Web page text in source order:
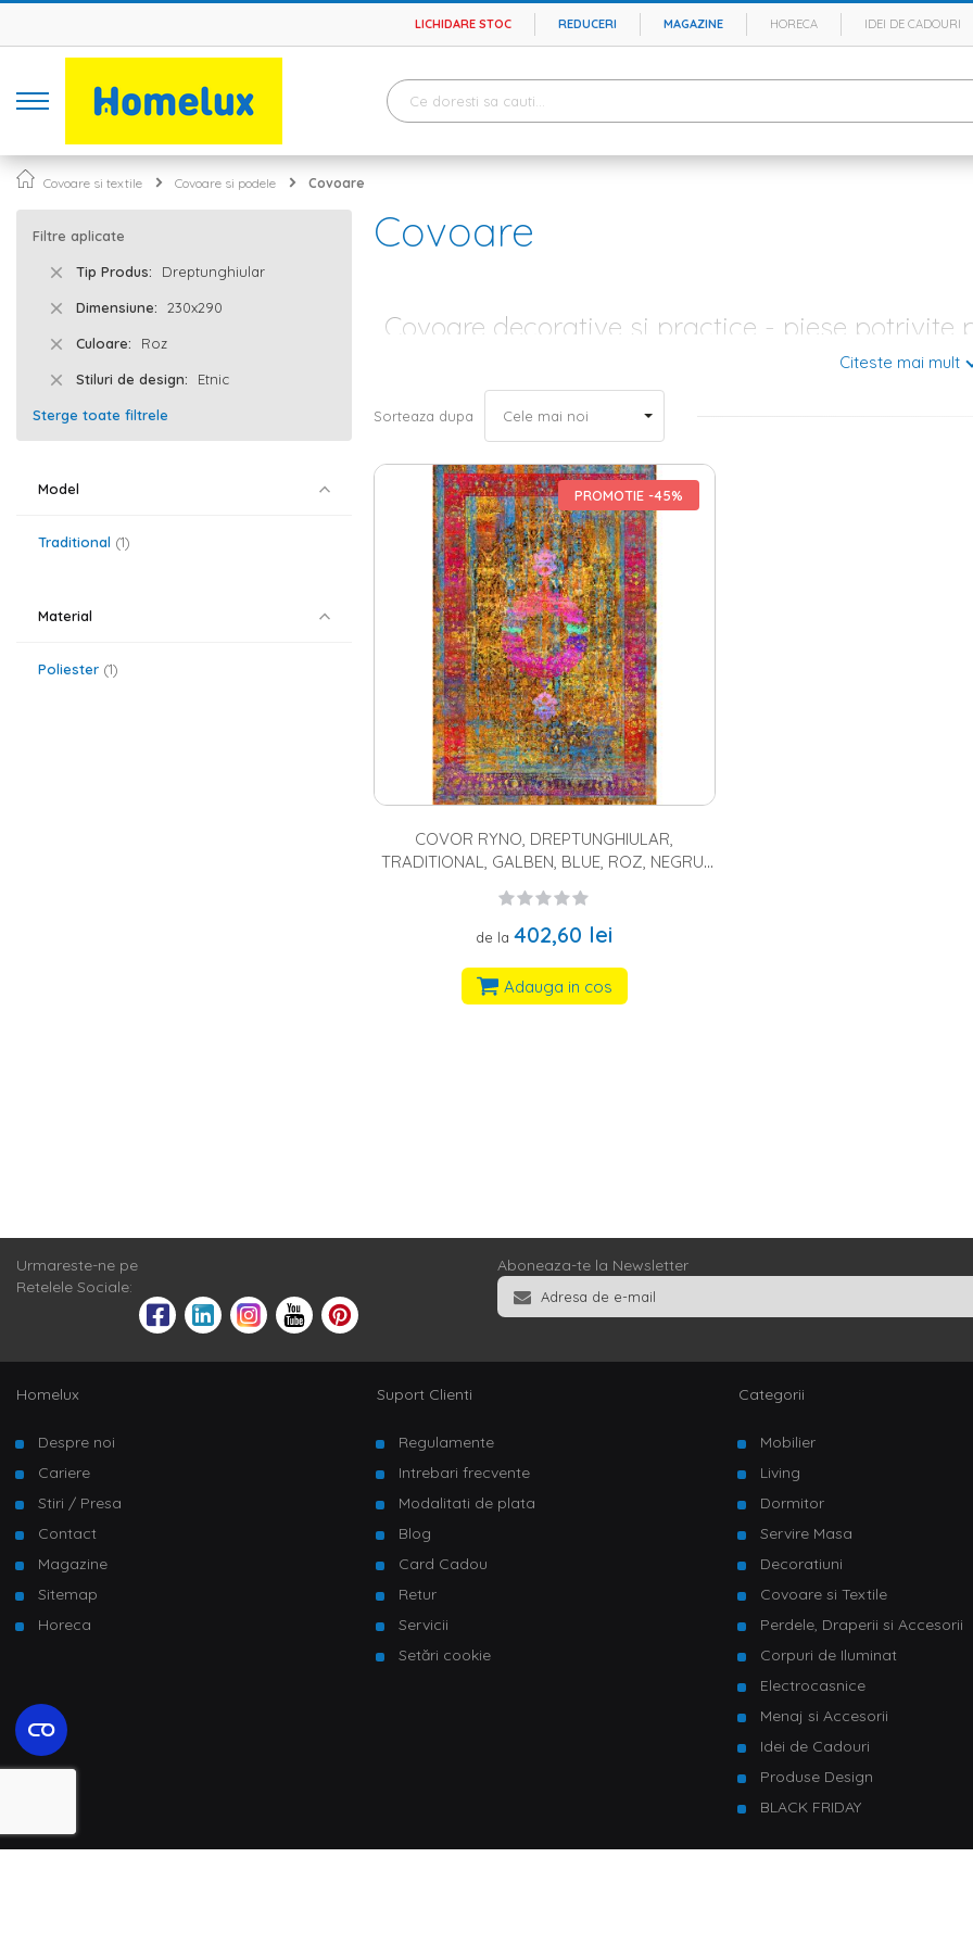
LICHIDARE STOC REDUCERI MAGAZINE HORECA IDEI DE CADOURI
Covoare si textile Covoare si podele Covoare
Covoare
Covoare decorative si practice - piese potrivite
Dintr-o amenajare interioara cu personalitate nu pot lipsi covoarele chic, indiferent
hol sau bucatarie. Fabricate din materiale deosebite, aceste accesorii pot imprima o
eleganta desavarsita. In magazinul Homelux.ro exista diferite tipuri de piese
modele simple sau asimetrice, cu imprimeuri potrivite pentru decoruri moderne,
Covor si traverse mici si mari - diversitate de modele, culori si
Covoarele din magazinul nostru online sunt fabricate din materiale de calitate (acril,
confort termic superior, in culori ce pot satisface gusturile celor mai pretentiosi.
preferate fiind modelele pufoase, ce atrag prin moliciune si prin confortul lor pe cei
abstract, clasic, etnic, floral, geometric, modern, oriental, traditional, uni, in asa fel
poate alege un covor dreptunghiular, cu desen abstract, iar pentru hol
mai gasesti sicovoare pentru copii,covoare pentru bucatarie
Citeste mai mult
Sorteaza dupa
PROMOTIE -45%
COVOR RYNO, DREPTUNGHIULAR,
TRADITIONAL, GALBEN, BLUE, ROZ, NEGRU,
de la 402,60 lei
Adauga in cos
Filtre aplicate
Tip Produs Dreptunghiular
Dimensiune 230x290
Culoare Roz
Stiluri de design Etnic
Sterge toate filtrele
Model
Traditional 1
Material
Poliester 1
Urmareste-ne pe
Retelele Sociale:
Aboneaza-te la Newsletter
Homelux
Despre noi
Cariere
Stiri / Presa
Contact
Magazine
Sitemap
Horeca
Suport Clienti
Regulamente
Intrebari frecvente
Modalitati de plata
Blog
Card Cadou
Retur
Servicii
Setări cookie
Categorii
Mobilier
Living
Dormitor
Servire Masa
Decoratiuni
Covoare si Textile
Perdele, Draperii si Accesorii
Corpuri de Iluminat
Electrocasnice
Menaj si Accesorii
Idei de Cadouri
Produse Design
BLACK FRIDAY